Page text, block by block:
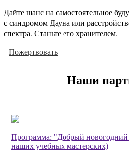
Дайте шанс на самостоятельное
с синдромом Дауна или
спектра. Станьте его хранителем.
Пожертвовать
Наши
Программа: "Добрый новогодний
наших учебных мастерских)